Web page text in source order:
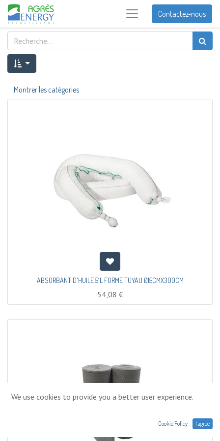
Contactez-nous
Montrer les catégories
ABSORBANT D'HUILE 51L FORME TUYAU Ø15CMX300CM
54,08 €
We use cookies to provide you a better user experience.
Cookie Policy I agree